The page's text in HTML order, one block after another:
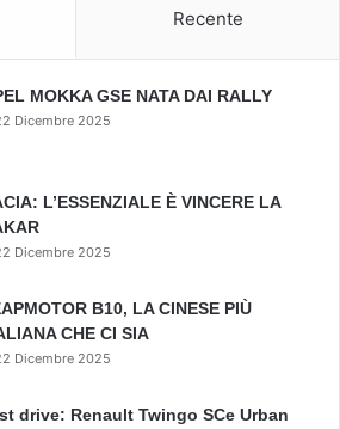
Recente
MOKKA GSE NATA DAI RALLY
Dicembre 2025
L’ESSENZIALE È VINCERE LA
Dicembre 2025
B10, LA CINESE PIÙ
CHE CI SIA
Dicembre 2025
drive: Renault Twingo SCe Urban